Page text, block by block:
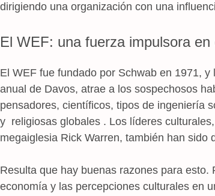
dirigiendo una organización con una
El WEF: una fuerza impulsora en
El WEF fue fundado por Schwab en 1971,
anual de Davos, atrae a los sospechosos
pensadores, científicos, tipos de ingeniería
y religiosas globales . Los líderes
megaiglesia Rick Warren, también han sido
Resulta que hay buenas razones para
economía y las percepciones culturales en